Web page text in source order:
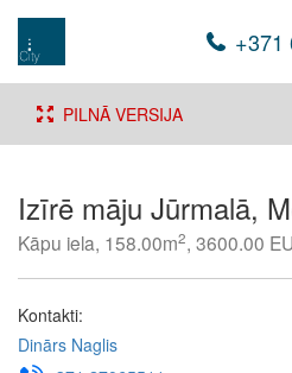
+371
PILNĀ VERSIJA
Izīrē māju Jūrmalā,
Kāpu iela, 158.00m2, 3600.00
Kontakti:
Dinārs Naglis